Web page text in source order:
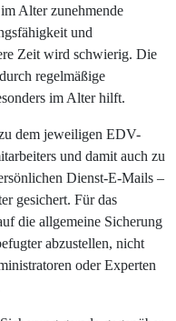
Alter zunehmende
und
Zeit wird schwierig. Die
regelmäßige
im Alter hilft.
dem jeweiligen EDV-
und damit auch zu
Dienst-E-Mails –
gesichert. Für das
die allgemeine Sicherung
abzustellen, nicht
oder Experten